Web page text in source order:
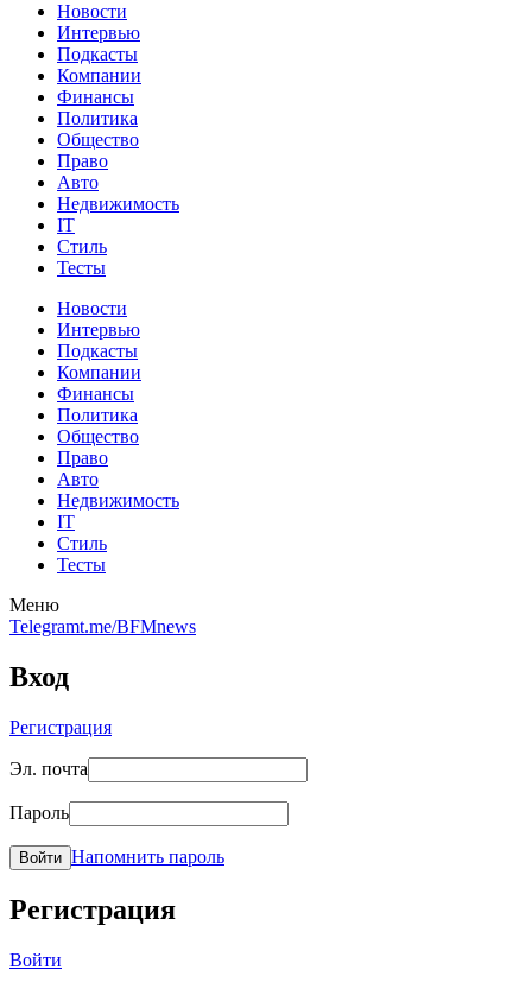
Новости
Интервью
Подкасты
Компании
Финансы
Политика
Общество
Право
Авто
Недвижимость
IT
Стиль
Тесты
Новости
Интервью
Подкасты
Компании
Финансы
Политика
Общество
Право
Авто
Недвижимость
IT
Стиль
Тесты
Меню
Telegramt.me/BFMnews
Вход
Регистрация
Эл. почта
Пароль
Войти Напомнить пароль
Регистрация
Войти